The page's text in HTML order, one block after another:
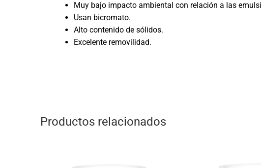
Muy bajo impacto ambiental con relación a las
Usan bicromato.
Alto contenido de sólidos.
Excelente removilidad.
Productos relacionados